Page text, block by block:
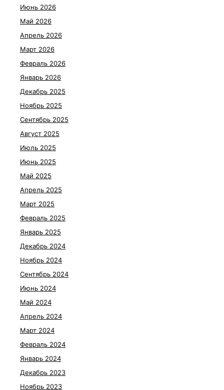
Июнь 2026
Май 2026
Апрель 2026
Март 2026
Февраль 2026
Январь 2026
Декабрь 2025
Ноябрь 2025
Сентябрь 2025
Август 2025
Июль 2025
Июнь 2025
Май 2025
Апрель 2025
Март 2025
Февраль 2025
Январь 2025
Декабрь 2024
Ноябрь 2024
Сентябрь 2024
Июнь 2024
Май 2024
Апрель 2024
Март 2024
Февраль 2024
Январь 2024
Декабрь 2023
Ноябрь 2023